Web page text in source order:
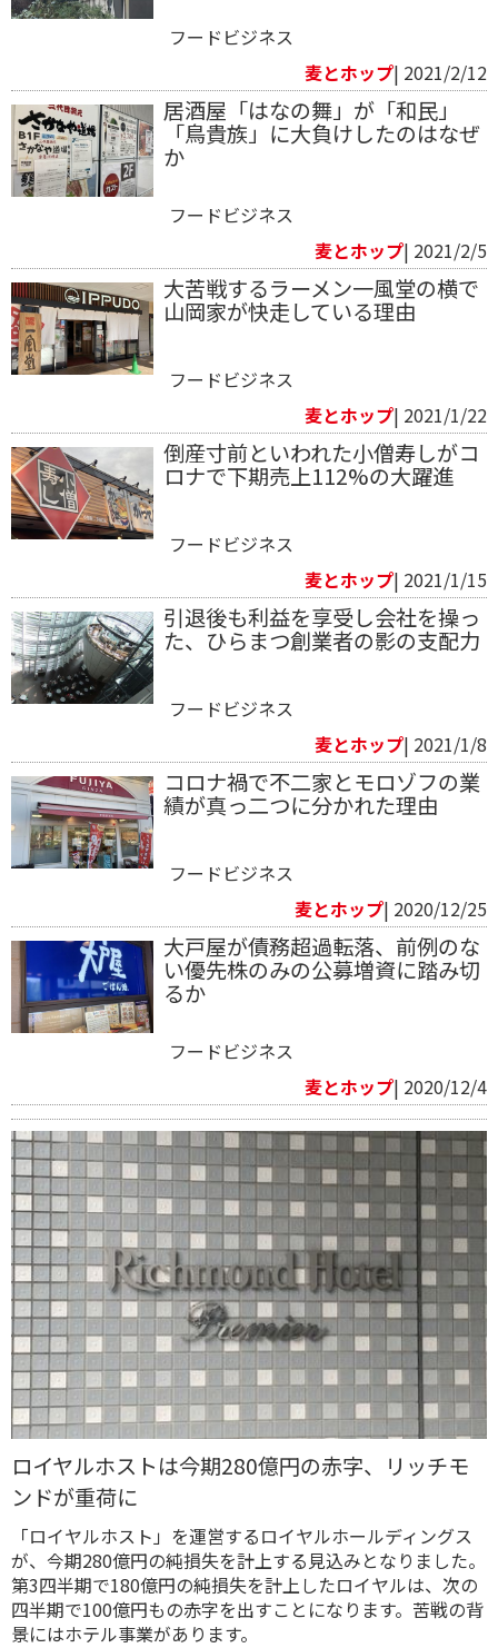
フードビジネス
麦とホップ| 2021/2/12
居酒屋「はなの舞」が「和民」
「鳥貴族」に大負けしたのはなぜ
か
フードビジネス
麦とホップ| 2021/2/5
大苦戦するラーメン一風堂の横で
山岡家が快走している理由
フードビジネス
麦とホップ| 2021/1/22
倒産寸前といわれた小僧寿しがコ
ロナで下期売上112%の大躍進
フードビジネス
麦とホップ| 2021/1/15
引退後も利益を享受し会社を操っ
た、ひらまつ創業者の影の支配力
フードビジネス
麦とホップ| 2021/1/8
コロナ禍で不二家とモロゾフの業
績が真っ二つに分かれた理由
フードビジネス
麦とホップ| 2020/12/25
大戸屋が債務超過転落、前例のな
い優先株のみの公募増資に踏み切
るか
フードビジネス
麦とホップ| 2020/12/4
ロイヤルホストは今期280億円の赤字、リッチモ
ンドが重荷に
「ロイヤルホスト」を運営するロイヤルホールディングス
が、今期280億円の純損失を計上する見込みとなりました。
第3四半期で180億円の純損失を計上したロイヤルは、次の
四半期で100億円もの赤字を出すことになります。苦戦の背
景にはホテル事業があります。